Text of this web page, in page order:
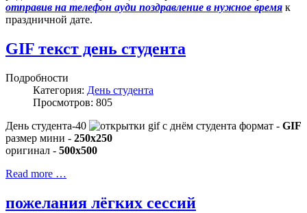
отправив на телефон ауди поздравление в нужное время к
праздничной дате.
GIF текст день студента
Подробности
Категория: День студента
Просмотров: 805
День студента-40
формат - GIF
размер мини - 250x250
оригинал - 500x500
Read more …
пожелания лёгких сессий